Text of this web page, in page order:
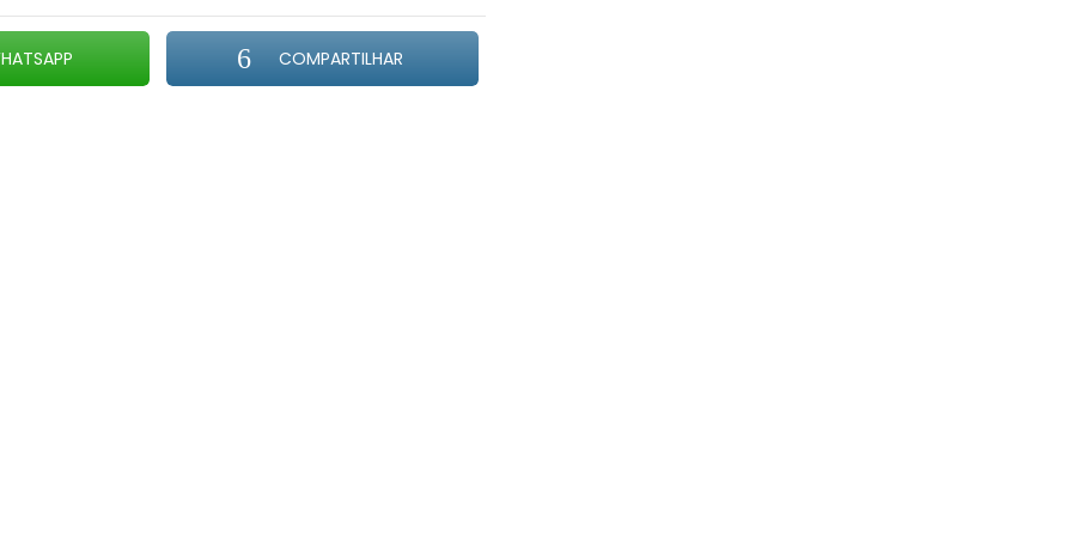
COMPARTILHAR